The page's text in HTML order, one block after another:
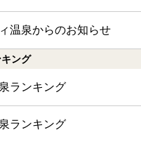
温泉からのお知らせ
ング
ランキング
ランキング